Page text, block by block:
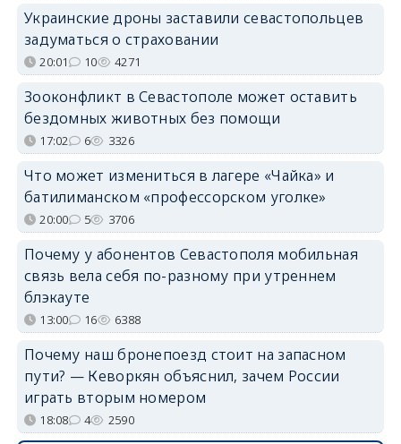
Украинские дроны заставили севастопольцев
задуматься о страховании
20:01 10 4271
Зооконфликт в Севастополе может оставить
бездомных животных без помощи
17:02 6 3326
Что может измениться в лагере «Чайка» и
батилиманском «профессорском уголке»
20:00 5 3706
Почему у абонентов Севастополя мобильная
связь вела себя по-разному при утреннем
блэкауте
13:00 16 6388
Почему наш бронепоезд стоит на запасном
пути? — Кеворкян объяснил, зачем России
играть вторым номером
18:08 4 2590